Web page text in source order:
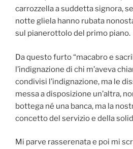
carrozzella a suddetta signora,
notte gliela hanno rubata
sul pianerottolo del primo piano.
Da questo furto “macabro e
l’indignazione di chi m’aveva
condivisi l’indignazione, ma le
messa a disposizione un’altra,
bottega né una banca, ma la
concetto del servizio e della
Mi parve rasserenata e poi mi